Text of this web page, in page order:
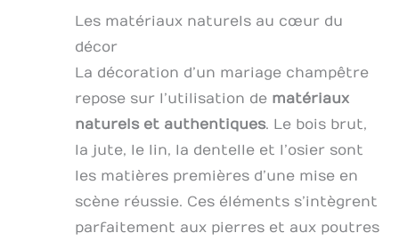
scènes joyeuses pour jeter et disperser
des projets de bricolage tels que
bien d'autres choses encore. Également
idéal pour decoration mariage,
Application: Mbsomnus petale de fleurs
séchées mariage confetti est adapté à
toutes sortes de célébrations telles
que anniversaires, réceptions,
confirmations, fêtes de jardin. Pour
Les matériaux naturels au cœur du
décor
La décoration d’un mariage champêtre
repose sur l’utilisation de matériaux
naturels et authentiques. Le bois brut,
la jute, le lin, la dentelle et l’osier sont
les matières premières d’une mise en
scène réussie. Ces éléments s’intègrent
parfaitement aux pierres et aux poutres